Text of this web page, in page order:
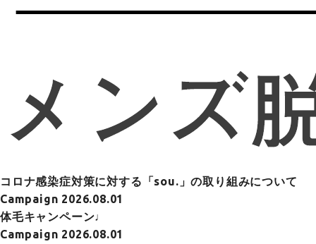
コロナ感染症対策に対する「sou.」の取り組みについて
Campaign 2026.08.01
体毛キャンペーン♩
Campaign 2026.08.01